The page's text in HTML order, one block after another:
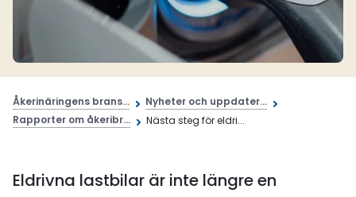
Åkerinäringens brans...
Nyheter och uppdater...
Rapporter om åkeribr...
Nästa steg för eldri...
Eldrivna lastbilar är inte längre en